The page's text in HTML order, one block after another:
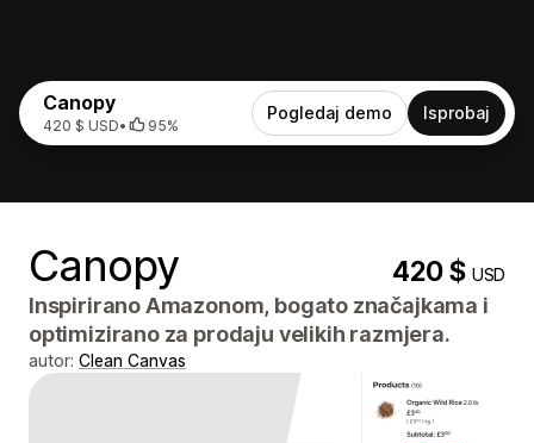
Canopy
420 $ USD• 95%
Pogledaj demo Isprobaj
Canopy 420 $USD
Inspirirano Amazonom, bogato značajkama i
optimizirano za prodaju velikih razmjera.
autor: Clean Canvas